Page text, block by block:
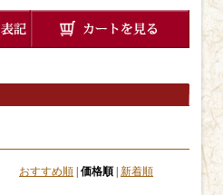
おすすめ順 価格順 新着順